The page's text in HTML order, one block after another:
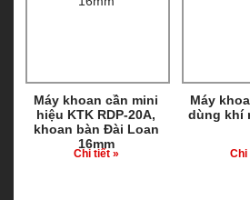
Máy khoan cần mini
hiệu KTK RDP-20A,
khoan bàn Đài Loan
16mm
Chi tiết »
Máy
dùng khí
Chi